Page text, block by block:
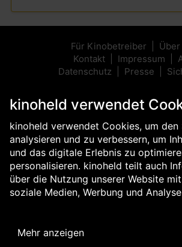
kinoheld verwendet
kinoheld verwendet Cookies, um den
analysieren und zu verbessern, um
und das digitale Erlebnis zu
personalisieren. kinoheld teilt auch
über die Nutzung unserer Website
soziale Medien, Werbung und
Mehr anzeigen
Für Kinobetreiber
Kontakt
Impressum
Datenschutz
Presse